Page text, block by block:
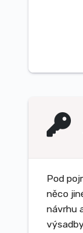
Pod
něco
návrhu